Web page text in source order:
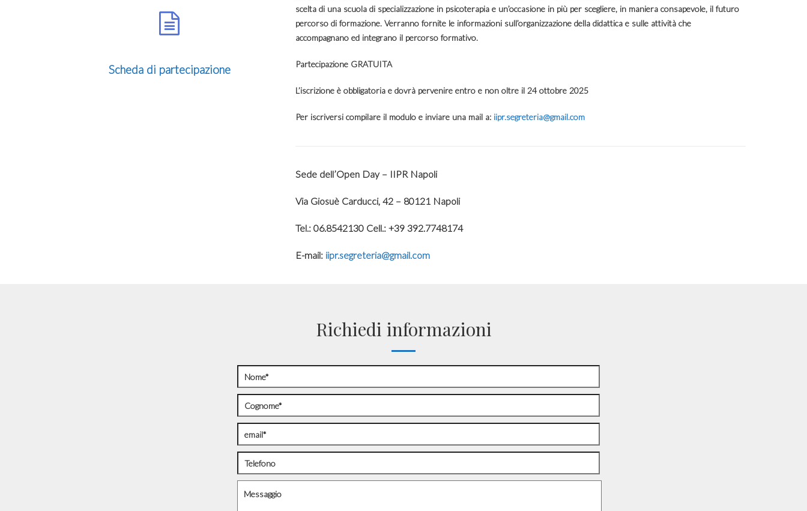
Scheda di partecipazione
scelta di una scuola di specializzazione in psicoterapia e un’occasione in più per scegliere, in maniera consapevole, il futuro
percorso di formazione. Verranno fornite le informazioni sull’organizzazione della didattica e sulle attività che
accompagnano ed integrano il percorso formativo.
Partecipazione GRATUITA
L’iscrizione è obbligatoria e dovrà pervenire entro e non oltre il 24 ottobre 2025
Per iscriversi compilare il modulo e inviare una mail a: iipr.segreteria@gmail.com
Sede dell’Open Day – IIPR Napoli
Via Giosuè Carducci, 42 – 80121 Napoli
Tel.: 06.8542130 Cell.: +39 392.7748174
E-mail: iipr.segreteria@gmail.com
Richiedi informazioni